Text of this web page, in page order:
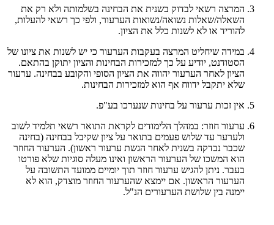
המרצה רשאי לבדוק בשנית את הבחינה בשלמותה ולא רק את
השאלה/שאלות נשואה/נשואות הערעור, ולפי כך רשאי להעלות,
להוריד או לא לשנות כלל את הציון.
במידה שיחליט המרצה בעקבות הערעור כי יש לשנות את ציונו של
הסטודנט, יודיע על כך למזכירות הבחינות והציון יתוקן בהתאם.
הציון לאחר הערעור יהווה את הציון הסופי והקובע בבחינה. ערעור
שלא יתקבל ידווח אף הוא למזכירות הבחינות.
אין זכות ערעור על בחינות שנערכו בע"פ.
ערעור חוזר: במהלך הלימודים לקראת התואר רשאי תלמיד לשוב
ולערער עד שלוש פעמים בתואר על ציון שקיבל בבחינה (בחינה
שכבר נבדקה בשנית לאחר הגשת ערעור ראשון). הערעור החוזר
הוא המשכו של הערעור הראשון ואינו מעלה סוגיות שלא פורטו
בעבר. ניתן להגיש ערעור חוזר תוך יומיים ממועד התשובה על
הערעור הראשון. אם יימצא שהערעור החוזר מוצדק, הוא לא
יימנה בין שלושת הערעורים הנ"ל.